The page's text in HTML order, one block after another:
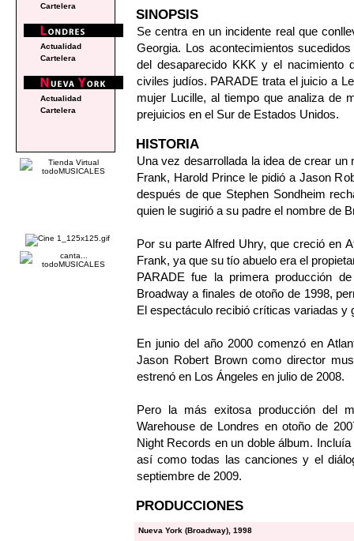
SINOPSIS
Se centra en un incidente real que
Georgia. Los acontecimientos
del desaparecido KKK y el nacimiento
civiles judíos. PARADE trata el juicio a
mujer Lucille, al tiempo que analiza de
prejuicios en el Sur de Estados Unidos.
HISTORIA
Una vez desarrollada la idea de crear
Frank, Harold Prince le pidió a Jason
después de que Stephen Sondheim
quien le sugirió a su padre el nombre de
Por su parte Alfred Uhry, que creció en
Frank, ya que su tío abuelo era el
PARADE fue la primera producción
Broadway a finales de otoño de 1998,
El espectáculo recibió críticas variadas y
En junio del año 2000 comenzó en
Jason Robert Brown como director
estrenó en Los Ángeles en julio de 2008.
Pero la más exitosa producción del
Warehouse de Londres en otoño de
Night Records en un doble álbum.
así como todas las canciones y el
septiembre de 2009.
PRODUCCIONES
Nueva York (Broadway), 1998
Cartelera
Actualidad
Cartelera
Actualidad
Cartelera